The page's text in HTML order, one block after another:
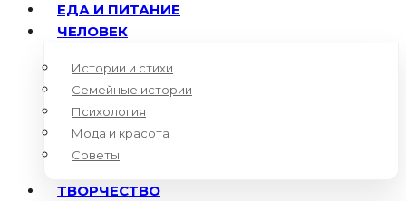
ЕДА И ПИТАНИЕ
ЧЕЛОВЕК
Истории и стихи
Семейные истории
Психология
Мода и красота
Советы
ТВОРЧЕСТВО